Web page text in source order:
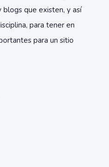
que existen, y así
para tener en
para un sitio